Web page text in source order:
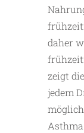
daher
zeigt
jedem